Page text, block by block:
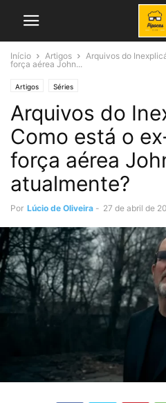
Início Artigos
Arquivos do
força aérea John...
Artigos Séries
Arquivos do
Como está o
força aérea
atualmente?
Por Lúcio de Oliveira - 27 de abril de